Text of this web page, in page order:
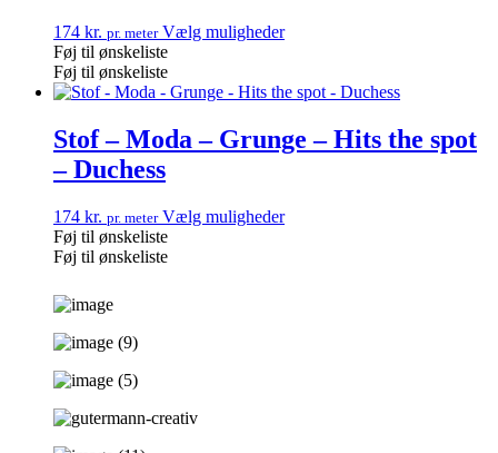
174 kr. pr. meter Vælg muligheder
Føj til ønskeliste
Føj til ønskeliste
Stof – Moda – Grunge – Hits the spot
– Duchess
174 kr. pr. meter Vælg muligheder
Føj til ønskeliste
Føj til ønskeliste